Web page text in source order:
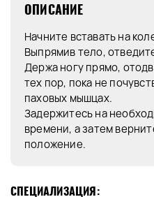
ОПИСАНИЕ
Начните вставать на
Выпрямив тело,
Держа ногу прямо,
тех пор, пока не
паховых мышцах.
Задержитесь на
времени, а затем
положение.
СПЕЦИАЛИЗАЦИЯ: